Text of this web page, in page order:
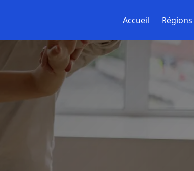
Accueil Régions